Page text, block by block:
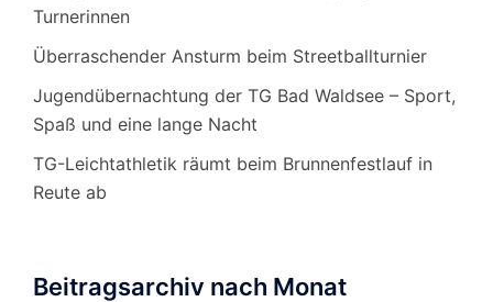
Turnerinnen
Überraschender Ansturm beim Streetballturnier
Jugendübernachtung der TG Bad Waldsee – Sport,
Spaß und eine lange Nacht
TG-Leichtathletik räumt beim Brunnenfestlauf in
Reute ab
Beitragsarchiv nach Monat